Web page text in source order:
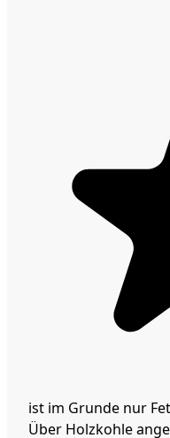
ist im Grunde nur
Über Holzkohle